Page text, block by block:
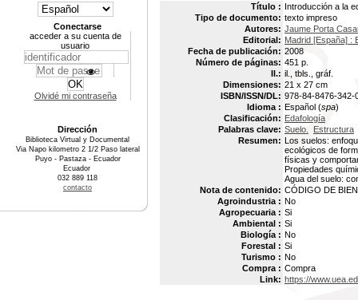
Título : Introducción a la
Tipo de documento: texto impreso
Autores: Jaume Porta
Editorial: Madrid [España] :
Fecha de publicación: 2008
Número de páginas: 451 p.
Il.: il., tbls., gráf.
Dimensiones: 21 x 27 cm
ISBN/ISSN/DL: 978-84-8476-342-
Idioma : Español (spa)
Clasificación: Edafología
Palabras clave: Suelo.
Estructura
Resumen: Los suelos:
ecológicos de
físicas y
Propiedades
Agua del suelo:
Nota de contenido: CÓDIGO DE
Agroindustria : No
Agropecuaria : Si
Ambiental : Si
Biología : No
Forestal : Si
Turismo : No
Compra : Compra
Link: https://
Conectarse
acceder a su cuenta de
usuario
Olvidé mi contraseña
Dirección
Biblioteca Virtual y Documental
Via Napo kilometro 2 1/2 Paso lateral
Puyo - Pastaza - Ecuador
Ecuador
032 889 118
contacto